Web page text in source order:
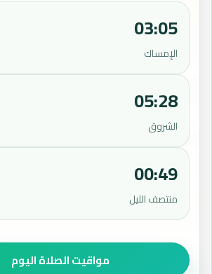
03:05
الإمساك
05:28
الشروق
00:49
منتصف الليل
مواقيت الصلاة اليوم